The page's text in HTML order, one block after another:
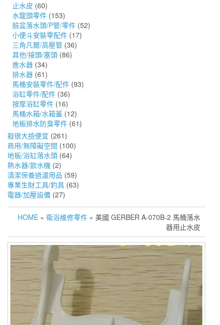
止水皮 (60)
水龍頭零件 (153)
臉盆落水頭/P管/零件 (52)
小便斗安裝零配件 (17)
三角凡爾/高壓管 (36)
其他/接頭/塞頭 (86)
進水器 (34)
排水器 (61)
馬桶安裝零件/配件 (93)
浴缸零件/配件 (36)
按摩浴缸零件 (16)
馬桶水箱/水箱蓋 (12)
地板排水防臭零件 (61)
殺很大撿便宜 (261)
商用/無障礙空間 (100)
地板/浴缸落水頭 (64)
熱水器/飲水機 (2)
清潔保養過濾用品 (59)
專業生財工具/釣具 (63)
電器/加壓設備 (27)
HOME » 衛浴維修零件 » 美國 GERBER A-070B-2 馬桶落水
器用止水皮